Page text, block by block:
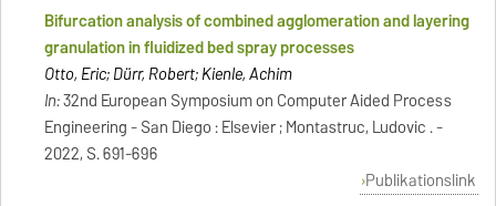
Bifurcation analysis of combined agglomeration and layering
granulation in fluidized bed spray processes
Otto, Eric; Dürr, Robert; Kienle, Achim
In:32nd European Symposium on Computer Aided Process
Engineering - San Diego : Elsevier ; Montastruc, Ludovic . -
2022, S. 691-696
Publikationslink